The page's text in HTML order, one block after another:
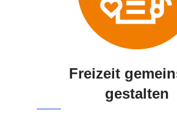
Freizeit
gestalten